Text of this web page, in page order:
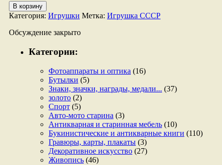
Количество
товара
Игрушка
автомобиль.
В корзину
Категория: Игрушки Метка: Игрушка СССР
Обсуждение закрыто
Категории:
Фотоаппараты и оптика (16)
Бутылки (5)
Знаки, значки, награды, медали... (37)
золото (2)
Спорт (5)
Авто-мото старина (3)
Антикварная и старинная мебель (10)
Букинистические и антикварные книги (110)
Гравюры, карты, плакаты (3)
Декоративное искусство (27)
Живопись (46)